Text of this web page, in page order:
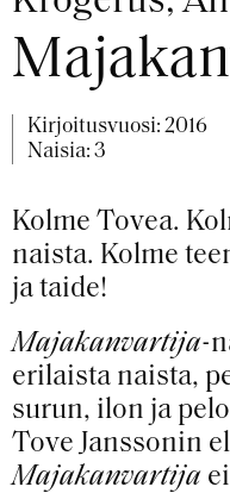
Kirjoitusvuosi: 2016
Naisia: 3
Kolme Tovea.
naista. Kolme
ja taide!
Majakanvartija-
erilaista naista,
surun, ilon ja
Tove Janssonin
Majakanvartija